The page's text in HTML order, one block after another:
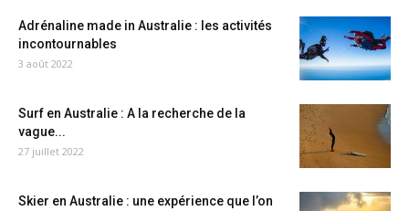
Adrénaline made in Australie : les activités
incontournables
3 août 2022
Surf en Australie : A la recherche de la
vague...
27 juillet 2022
Skier en Australie : une expérience que l’on